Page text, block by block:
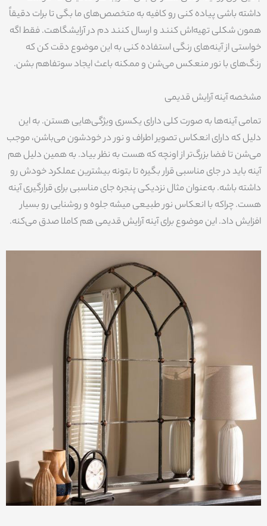
داشته باشی پیاده کنی رو کافیه به متخصص‌های ما بگی تا برات دقیقاً
همون شکلی تهیه‌اش کنند و ارسال کنند دم در آرایشگاهت. فقط اگه
خواستی از آینه‌های رنگی استفاده کنی به این موضوع دقت کن که
رنگ‌های با نور منعکس می‌شن و ممکنه باعث ایجاد سوتفاهم بشن.
مشخصه آینه آرایش قدیمی
تمامی آینه‌ها به صورت کلی دارای یکسری ویژگی‌هایی هستن. به این
دلیل که دارای انعکاس تصویر اطراف و نور در خودشون می‌باشن، موجب
می‌شن تا فضا بزرگ‌تر از اونچه که هست به نظر بیاد. به همین دلیل هم
آینه باید در جای مناسبی قرار بگیره تا بتونه بیشترین عملکرد خودش رو
داشته باشه. به‌عنوان مثال نزدیکی پنجره جای مناسبی برای قرارگیری آینه
هست. چراکه با انعکاس نور طبیعی میشه جلوه و روشنایی رو بسیار
افزایش داد. این موضوع برای آینه آرایش قدیمی هم کاملا صدق می‌کنه.